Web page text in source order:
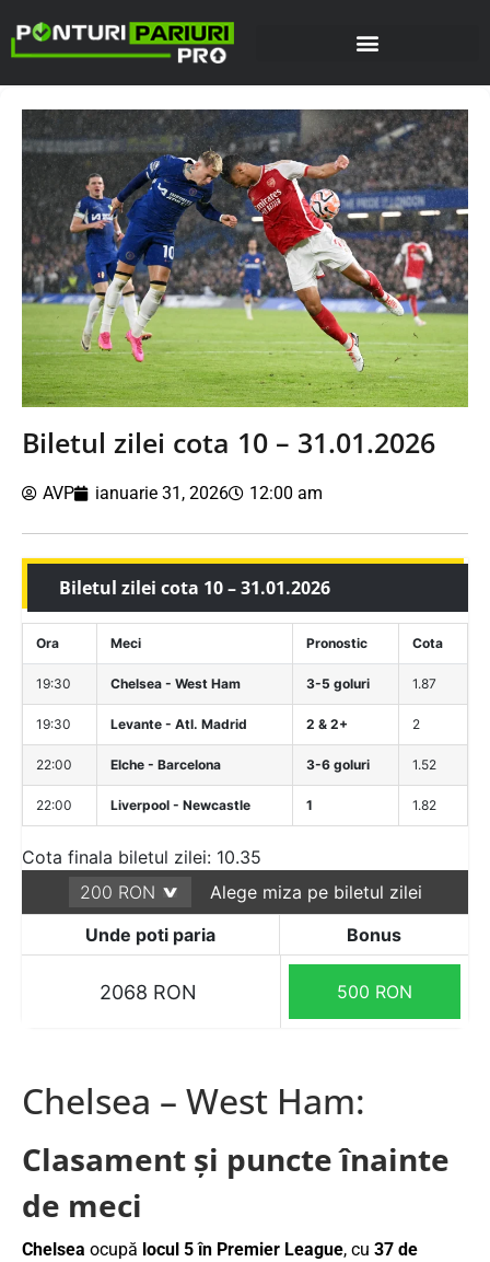
Biletul zilei cota 10 – 31.01.2026
AVP ianuarie 31, 2026 12:00 am
Biletul zilei cota 10 – 31.01.2026
Ora Meci Pronostic Cota
19:30 Chelsea - West Ham 3-5 goluri 1.87
19:30 Levante - Atl. Madrid 2 & 2+ 2
22:00 Elche - Barcelona 3-6 goluri 1.52
22:00 Liverpool - Newcastle 1 1.82
Cota finala biletul zilei: 10.35
Alege miza pe biletul zilei
Unde poti paria
Bonus
2068 RON 500 RON
Chelsea – West Ham:
Clasament și puncte înainte
de meci
Chelsea ocupă locul 5 în Premier League, cu 37 de